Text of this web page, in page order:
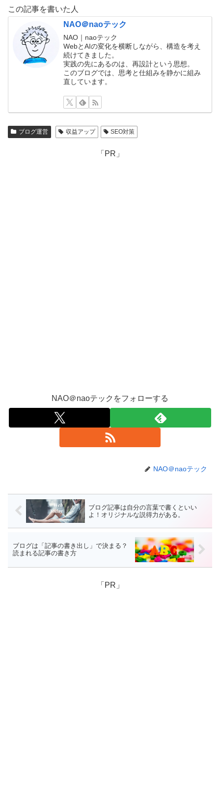
この記事を書いた人
NAO＠naoテック
NAO｜naoテック
WebとAIの変化を横断しながら、構造を考え
続けてきました。
実践の先にあるのは、再設計という思想。
このブログでは、思考と仕組みを静かに組み
直しています。
ブログ運営 収益アップ SEO対策
「PR」
NAO＠naoテックをフォローする
NAO＠naoテック
ブログ記事は自分の言葉で書くといい
よ！オリジナルな説得力がある。
ブログは「記事の書き出し」で決まる？
読まれる記事の書き方
「PR」